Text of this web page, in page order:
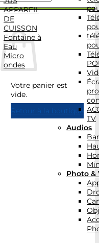
Votre panier est
vide.
Retour à la boutique
APPAREIL
DE
CUISSON
Fontaine à
Eau
Micro
ondes
TV
Audios
Photo &